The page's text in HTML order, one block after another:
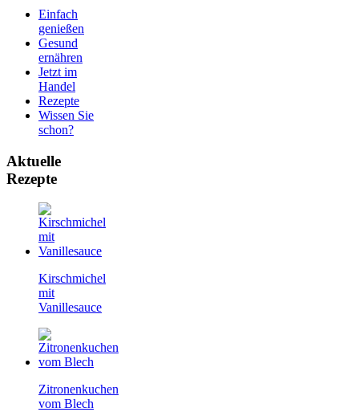
Einfach
genießen
Gesund
ernähren
Jetzt im
Handel
Rezepte
Wissen Sie
schon?
Aktuelle
Rezepte
Kirschmichel
mit
Vanillesauce
Zitronenkuchen
vom Blech